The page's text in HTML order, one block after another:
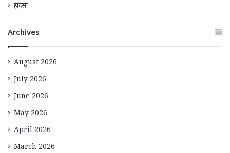
हादसा
Archives
August 2026
July 2026
June 2026
May 2026
April 2026
March 2026